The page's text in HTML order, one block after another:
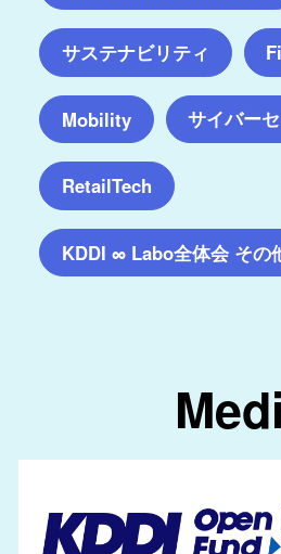
サステナビリティ
Mobility サイバー
RetailTech
KDDI ∞ Labo全体会 その